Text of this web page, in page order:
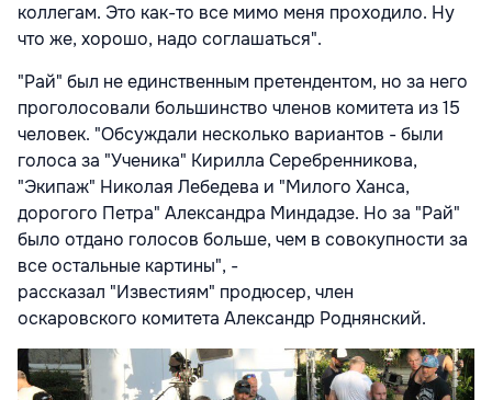
коллегам. Это как-то все мимо меня проходило. Ну
что же, хорошо, надо соглашаться".
"Рай" был не единственным претендентом, но за него
проголосовали большинство членов комитета из 15
человек. "Обсуждали несколько вариантов - были
голоса за "Ученика" Кирилла Серебренникова,
"Экипаж" Николая Лебедева и "Милого Ханса,
дорогого Петра" Александра Миндадзе. Но за "Рай"
было отдано голосов больше, чем в совокупности за
все остальные картины", -
рассказал "Известиям" продюсер, член
оскаровского комитета Александр Роднянский.